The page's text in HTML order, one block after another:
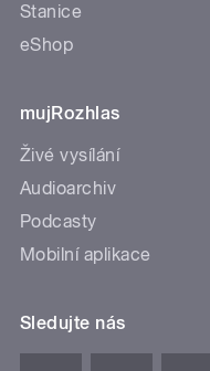
Stanice
eShop
mujRozhlas
Živé vysílání
Audioarchiv
Podcasty
Mobilní aplikace
Sledujte nás